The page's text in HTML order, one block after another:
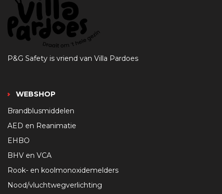
P&G Safety is vriend van Villa Pardoes
WEBSHOP
Brandblusmiddelen
AED en Reanimatie
EHBO
BHV en VCA
Rook- en koolmonoxidemelders
Nood/vluchtwegverlichting